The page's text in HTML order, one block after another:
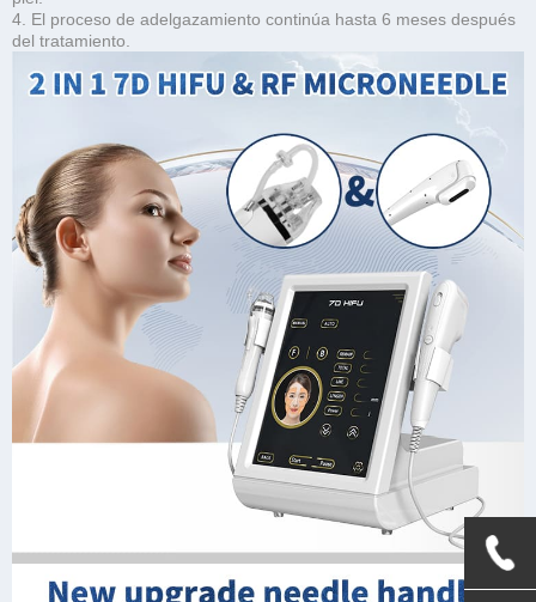
4. El proceso de adelgazamiento continúa hasta 6 meses después
del tratamiento.